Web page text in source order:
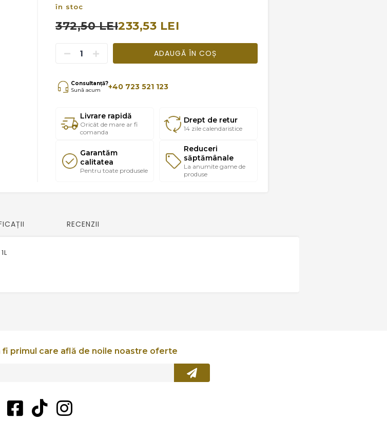
în stoc
372,50 LEI233,53 LEI
ADAUGĂ ÎN COȘ
Consultanță?
Sună acum
+40 723 521 123
Livrare rapidă
Oricât de mare ar fi
comanda
Drept de retur
14 zile calendaristice
Garantăm
calitatea
Pentru toate produsele
Reduceri
săptămânale
La anumite game de
produse
RECENZII
primul care află de noile noastre oferte